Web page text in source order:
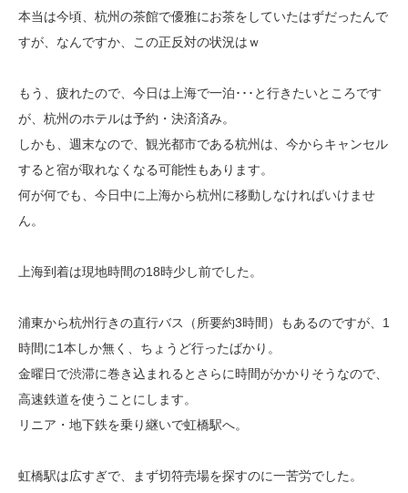
本当は今頃、杭州の茶館で優雅にお茶をしていたはずだったんで
すが、なんですか、この正反対の状況はｗ
もう、疲れたので、今日は上海で一泊･･･と行きたいところです
が、杭州のホテルは予約・決済済み。
しかも、週末なので、観光都市である杭州は、今からキャンセル
すると宿が取れなくなる可能性もあります。
何が何でも、今日中に上海から杭州に移動しなければいけませ
ん。
上海到着は現地時間の18時少し前でした。
浦東から杭州行きの直行バス（所要約3時間）もあるのですが、1
時間に1本しか無く、ちょうど行ったばかり。
金曜日で渋滞に巻き込まれるとさらに時間がかかりそうなので、
高速鉄道を使うことにします。
リニア・地下鉄を乗り継いで虹橋駅へ。
虹橋駅は広すぎで、まず切符売場を探すのに一苦労でした。